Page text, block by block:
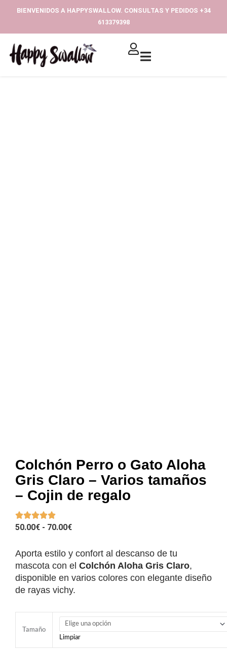
BIENVENIDOS A HAPPYSWALLOW. CONSULTAS Y PEDIDOS +34
613379398‬
Colchón Perro o Gato Aloha
Gris Claro – Varios tamaños
– Cojin de regalo
50.00€ - 70.00€RANGO
PRECIOS:
DESDE
50.00€
HASTA
70.00€
Aporta estilo y confort al descanso de tu
mascota con el Colchón Aloha Gris Claro,
disponible en varios colores con elegante diseño
de rayas vichy.
Tamaño
Limpiar
Perro